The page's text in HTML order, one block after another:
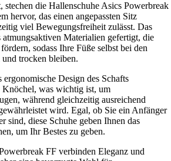
die Hallenschuhe Asics Powerbreak
hervor, das einen angepassten Sitz
viel Bewegungsfreiheit zulässt. Das
atmungsaktiven Materialien gefertigt, die
sodass Ihre Füße selbst bei den
trocken bleiben.
ergonomische Design des Schafts
was wichtig ist, um
während gleichzeitig ausreichend
wird. Egal, ob Sie ein Anfänger
sind, diese Schuhe geben Ihnen das
um Ihr Bestes zu geben.
FF verbinden Eleganz und